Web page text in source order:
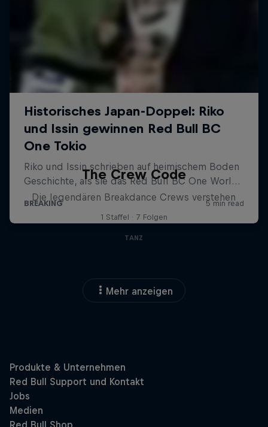
The Crew Code
Die legendären Breakdance Crews verstehen
1 Staffel · 7 Folgen
TANZ
Mehr anzeigen